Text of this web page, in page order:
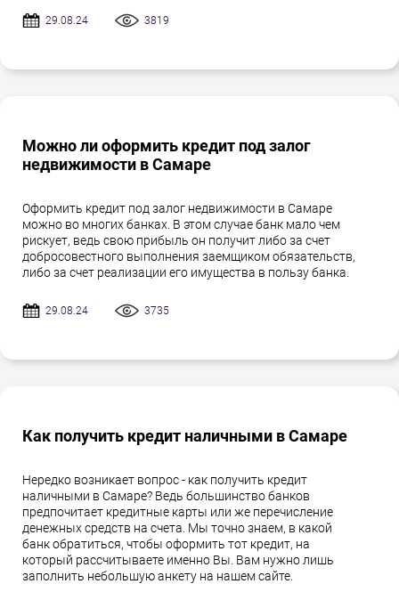
29.08.24 3819
Можно ли оформить кредит под залог
недвижимости в Самаре
Оформить кредит под залог недвижимости в Самаре
можно во многих банках. В этом случае банк мало чем
рискует, ведь свою прибыль он получит либо за счет
добросовестного выполнения заемщиком обязательств,
либо за счет реализации его имущества в пользу банка.
29.08.24 3735
Как получить кредит наличными в Самаре
Нередко возникает вопрос - как получить кредит
наличными в Самаре? Ведь большинство банков
предпочитает кредитные карты или же перечисление
денежных средств на счета. Мы точно знаем, в какой
банк обратиться, чтобы оформить тот кредит, на
который рассчитываете именно Вы. Вам нужно лишь
заполнить небольшую анкету на нашем сайте.